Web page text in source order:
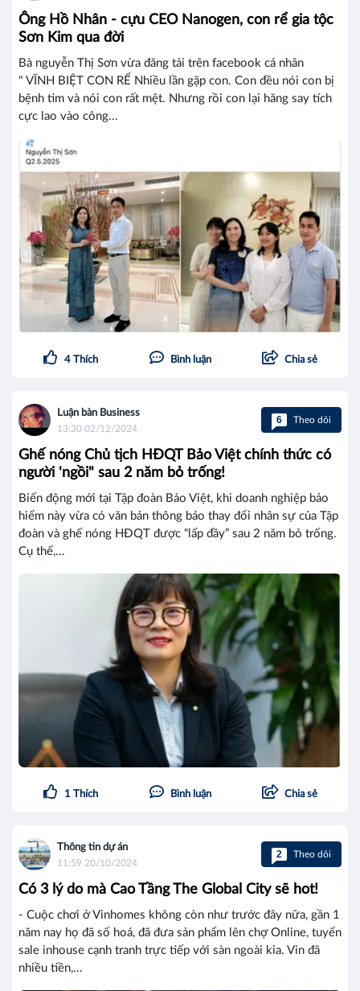
Ông Hồ Nhân - cựu CEO Nanogen, con rể gia tộc
Sơn Kim qua đời
Bà nguyễn Thị Sơn vừa đăng tải trên facebook cá nhân
" VĨNH BIỆT CON RỂ Nhiều lần gặp con. Con đều nói con bị
bệnh tim và nói con rất mệt. Nhưng rồi con lại hăng say tích
cực lao vào công...
4 Thích Bình luận Chia sẻ
Luận bàn Business
13:30 02/12/2024
6 Theo dõi
Ghế nóng Chủ tịch HĐQT Bảo Việt chính thức có
người 'ngồi" sau 2 năm bỏ trống!
Biến động mới tại Tập đoàn Bảo Việt, khi doanh nghiệp bảo
hiểm này vừa có văn bản thông báo thay đổi nhân sự của Tập
đoàn và ghế nóng HĐQT được “lấp đầy” sau 2 năm bỏ trống.
Cụ thể,...
1 Thích Bình luận Chia sẻ
Thông tin dự án
11:59 20/10/2024
2 Theo dõi
Có 3 lý do mà Cao Tầng The Global City sẽ hot!
- Cuộc chơi ở Vinhomes không còn như trước đây nữa, gần 1
năm nay họ đã số hoá, đã đưa sản phẩm lên chợ Online, tuyển
sale inhouse cạnh tranh trực tiếp với sàn ngoài kia. Vin đã
nhiều tiền,...